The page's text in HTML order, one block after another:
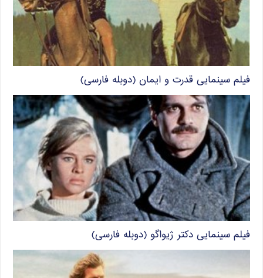
فیلم سینمایی قدرت و ایمان (دوبله فارسی)
فیلم سینمایی دکتر ژیواگو (دوبله فارسی)